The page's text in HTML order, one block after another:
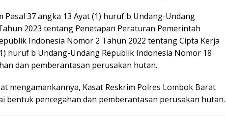
Pasal 37 angka 13 Ayat (1) huruf b Undang-Undang
2023 tentang Penetapan Peraturan Pemerintah
Indonesia Nomor 2 Tahun 2022 tentang Cipta Kerja
huruf b Undang-Undang Republik Indonesia Nomor 18
dan pemberantasan perusakan hutan.
mengamankannya, Kasat Reskrim Polres Lombok Barat
bentuk pencegahan dan pemberantasan perusakan hutan.